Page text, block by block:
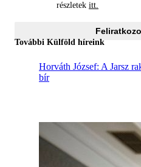
részletek itt.
További Külföld híreink
Horváth József: A Jarsz
bír